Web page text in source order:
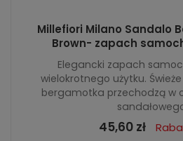
Millefiori Milano Sandalo
Brown- zapach
Elegancki zapach
wielokrotnego użytku.
bergamotka przechodzą w
45,60 zł